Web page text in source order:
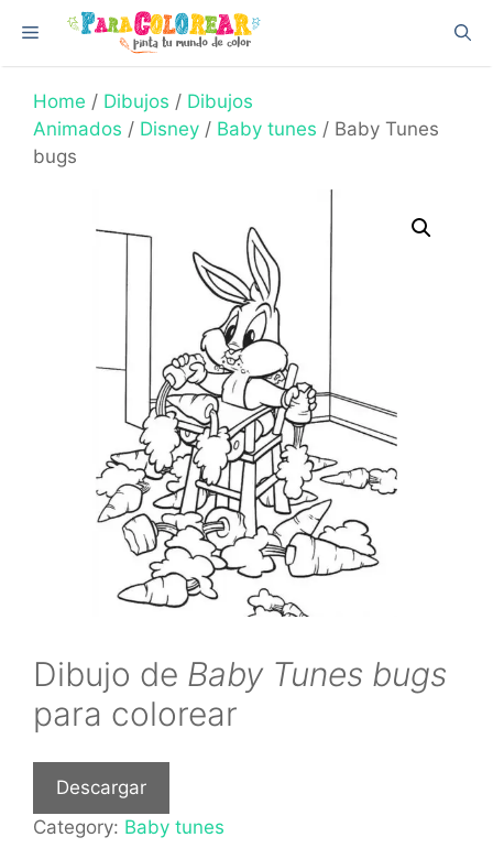
content
Menu
Home / Dibujos / Dibujos
Animados / Disney / Baby tunes / Baby Tunes
bugs
Dibujo de Baby Tunes bugs
para colorear
Descargar
Category: Baby tunes